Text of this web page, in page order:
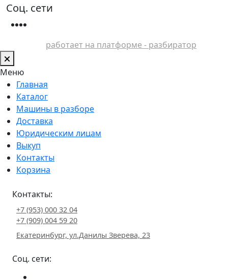
Соц. сети
работает на платформе - разбиратор
Меню
Главная
Каталог
Машины в разборе
Доставка
Юридическим лицам
Выкуп
Контакты
Корзина
Контакты:
+7 (953) 000 32 04
+7 (909) 004 59 20
Екатеринбург, ул.Данилы Зверева, 23
Соц. сети: